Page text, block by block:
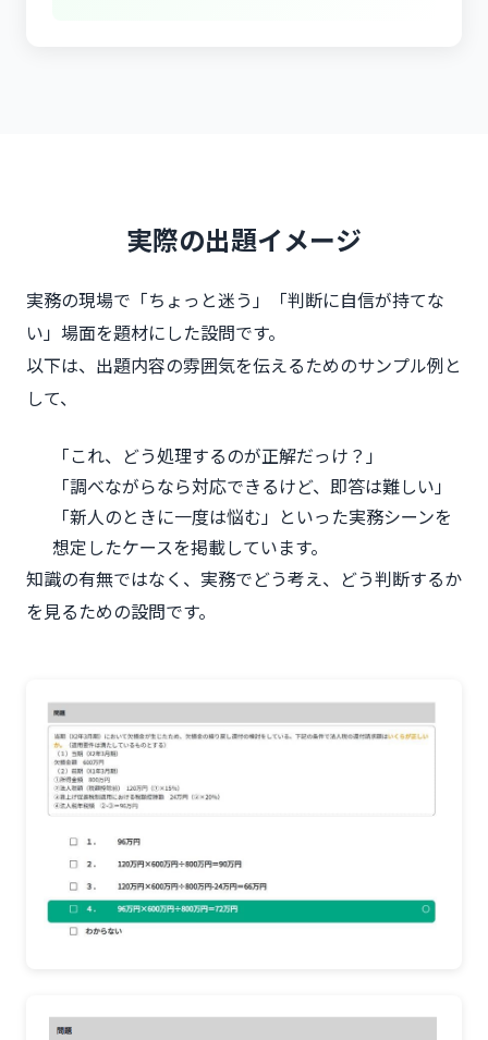
実際の出題イメージ
実務の現場で「ちょっと迷う」「判断に自信が持てな
い」場面を題材にした設問です。
以下は、出題内容の雰囲気を伝えるためのサンプル例と
して、
「これ、どう処理するのが正解だっけ？」
「調べながらなら対応できるけど、即答は難しい」
「新人のときに一度は悩む」といった実務シーンを
想定したケースを掲載しています。
知識の有無ではなく、実務でどう考え、どう判断するか
を見るための設問です。